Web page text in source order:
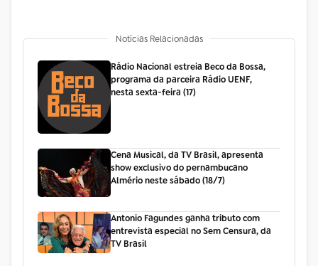
Notícias Relacionadas
Rádio Nacional estreia Beco da Bossa,
programa da parceira Rádio UENF,
nesta sexta-feira (17)
Cena Musical, da TV Brasil, apresenta
show exclusivo do pernambucano
Almério neste sábado (18/7)
Antonio Fagundes ganha tributo com
entrevista especial no Sem Censura, da
TV Brasil